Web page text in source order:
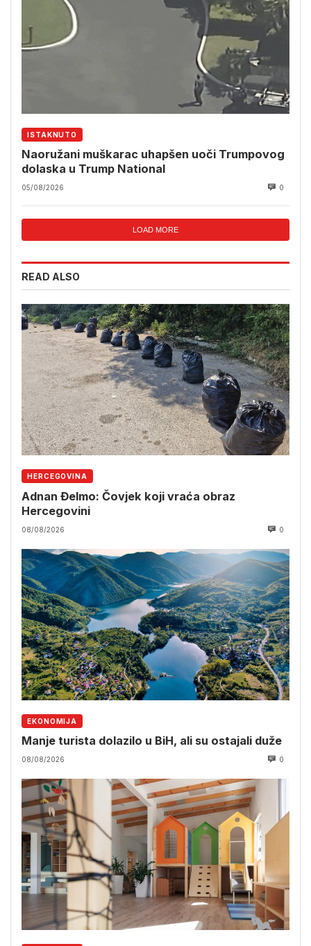
ISTAKNUTO
Naoružani muškarac uhapšen uoči Trumpovog
dolaska u Trump National
05/08/2026 0
LOAD MORE
READ ALSO
HERCEGOVINA
Adnan Đelmo: Čovjek koji vraća obraz
Hercegovini
08/08/2026 0
EKONOMIJA
Manje turista dolazilo u BiH, ali su ostajali duže
08/08/2026 0